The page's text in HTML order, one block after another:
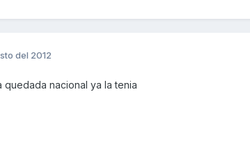
del 2012
quedada nacional ya la tenia